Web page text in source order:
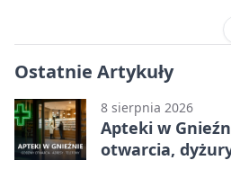
Ostatnie Artykuły
8 sierpnia 2026
Apteki w
otwarcia,